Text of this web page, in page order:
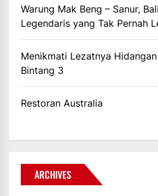
Warung Mak Beng – Sanur,
Legendaris yang Tak Pernah
Menikmati Lezatnya
Bintang 3
Restoran Australia
ARCHIVES